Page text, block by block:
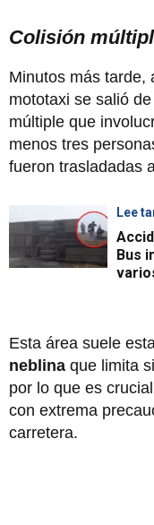
Colisión
Minutos más tarde,
mototaxi se salió
múltiple que
menos tres
fueron trasladadas
Lee
Bus
Esta área suele
neblina que limita
por lo que es
con extrema
carretera.